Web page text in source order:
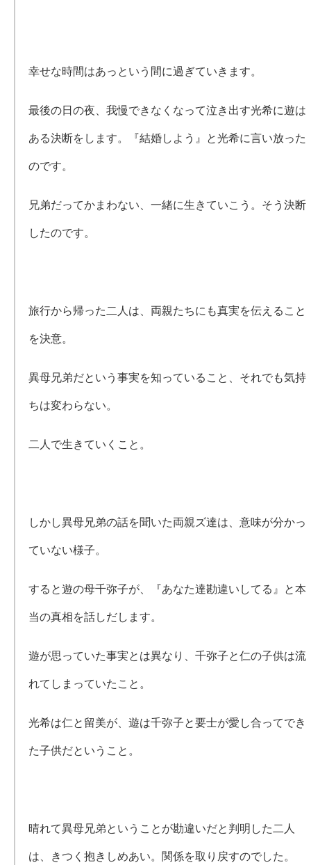
幸せな時間はあっという間に過ぎていきます。
最後の日の夜、我慢できなくなって泣き出す光希に遊は
ある決断をします。『結婚しよう』と光希に言い放った
のです。
兄弟だってかまわない、一緒に生きていこう。そう決断
したのです。
旅行から帰った二人は、両親たちにも真実を伝えること
を決意。
異母兄弟だという事実を知っていること、それでも気持
ちは変わらない。
二人で生きていくこと。
しかし異母兄弟の話を聞いた両親ズ達は、意味が分かっ
ていない様子。
すると遊の母千弥子が、『あなた達勘違いしてる』と本
当の真相を話しだします。
遊が思っていた事実とは異なり、千弥子と仁の子供は流
れてしまっていたこと。
光希は仁と留美が、遊は千弥子と要士が愛し合ってでき
た子供だということ。
晴れて異母兄弟ということが勘違いだと判明した二人
は、きつく抱きしめあい。関係を取り戻すのでした。